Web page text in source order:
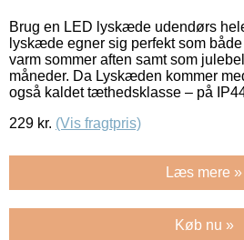
Brug en LED lyskæde udendørs
lyskæde egner sig perfekt som
varm sommer aften samt som
måneder. Da Lyskæden kommer
også kaldet tæthedsklasse – på
229 kr. (Vis fragtpris)
Læs mere »
Køb nu »